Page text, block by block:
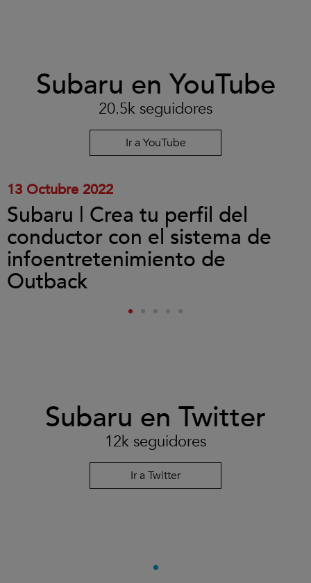
Subaru en YouTube
20.5k seguidores
Ir a YouTube
aceptar
13 Octubre 2022
Subaru | Crea tu perfil del
conductor con el sistema de
infoentretenimiento de
Outback
Subaru en Twitter
12k seguidores
Ir a Twitter